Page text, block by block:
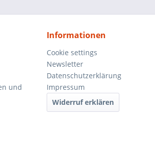
und
Informationen
Cookie settings
Newsletter
Datenschutzerklärung
Impressum
Widerruf erklären